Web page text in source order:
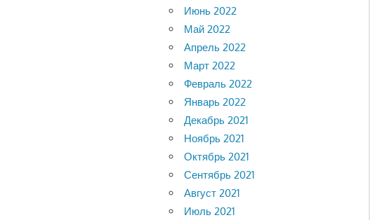
Июнь 2022
Май 2022
Апрель 2022
Март 2022
Февраль 2022
Январь 2022
Декабрь 2021
Ноябрь 2021
Октябрь 2021
Сентябрь 2021
Август 2021
Июль 2021